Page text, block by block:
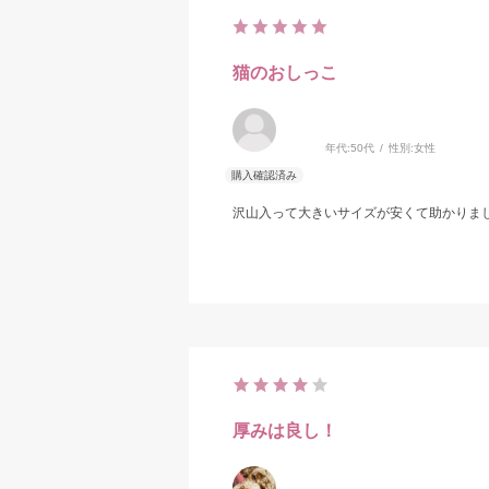
猫のおしっこ
年代:50代 性別:女性
沢山入って大きいサイズが安くて助かりま
厚みは良し！